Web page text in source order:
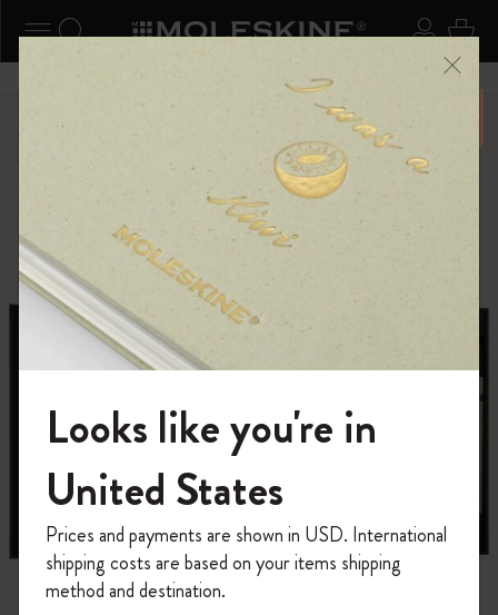
ナビゲーションの切替 ログ
検索 (キーワードなど) カ
6,500円以上のご購入で送料無料 メニ
ーを閉じる
ショップ
キム・ジョンギコレクション
モレスキンの世界へようこそ
「WELCOME10」を入力すると、初回注
文が10%オフ＋送料無料になります。セ
ール・アウトレット品は適用外。
Looks like you're in
United States
Prices and payments are shown in USD. International
shipping costs are based on your items shipping
method and destination.